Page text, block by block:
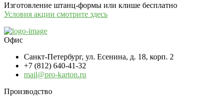
Изготовление штанц-формы или клише бесплатно
Условия акции смотрите здесь
Офис
Санкт-Петербург, ул. Есенина, д. 18, корп. 2
+7 (812) 640-41-32
mail@pro-karton.ru
Производство